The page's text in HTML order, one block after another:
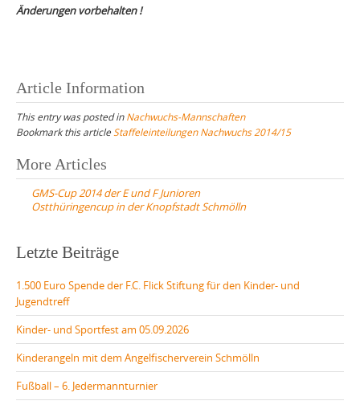
Änderungen vorbehalten !
Article Information
This entry was posted inNachwuchs-Mannschaften
Bookmark this article Staffeleinteilungen Nachwuchs 2014/15
Post
navigation
More Articles
GMS-Cup 2014 der E und F Junioren
Ostthüringencup in der Knopfstadt Schmölln
Letzte Beiträge
1.500 Euro Spende der F.C. Flick Stiftung für den Kinder- und
Jugendtreff
Kinder- und Sportfest am 05.09.2026
Kinderangeln mit dem Angelfischerverein Schmölln
Fußball – 6. Jedermannturnier